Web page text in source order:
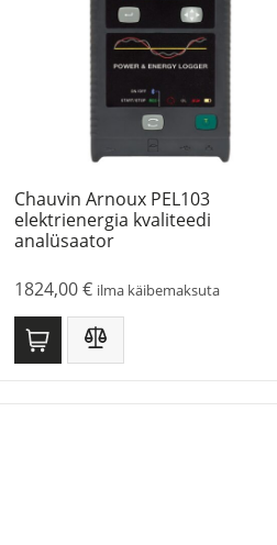
Chauvin Arnoux PEL103
elektrienergia kvaliteedi
analüsaator
1824,00€ ilma käibemaksuta